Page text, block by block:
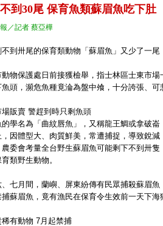
到30尾 保育魚類蘇眉魚吃下肚
／記者 蔡亞樺
到卅尾的保育類動物「蘇眉魚」又少了一尾
動物保護處日前接獲檢舉，指士林區士東市
頭，瀕危魚種竟淪為盤中飧，十分誇張、可
場販賣 警趕到時只剩魚頭
的學名為「曲紋唇魚」，又稱龍王鯛或拿破
，因體型大、肉質鮮美，常遭捕捉，導致銳
委會考量全台野生蘇眉魚可能剩下不到卅
類野生動物。
、七月間，蘭嶼、屏東紛傳有民眾捕殺蘇眉
捕蘇眉魚，竟有漁民在保育令生效前一天下
稀有動物 7月起禁捕